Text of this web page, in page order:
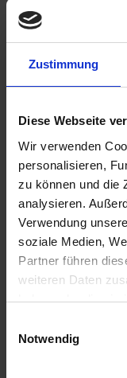
Zustimmung
Diese Webseite
Wir verwenden
personalisieren,
zu können und die
analysieren.
Verwendung
soziale Medien,
Partner führen
weiteren Daten
haben oder die sie
Cookies, wenn Sie
Notwendig
89,90 €
Sofort
Deutschlands
Merken
1112242
Ventildeckel. Durch